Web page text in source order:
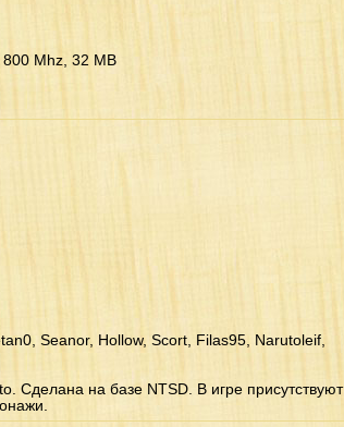
Mhz, 32 MB
Seanor, Hollow, Scort, Filas95, Narutoleif,
Сделана на базе NTSD. В игре